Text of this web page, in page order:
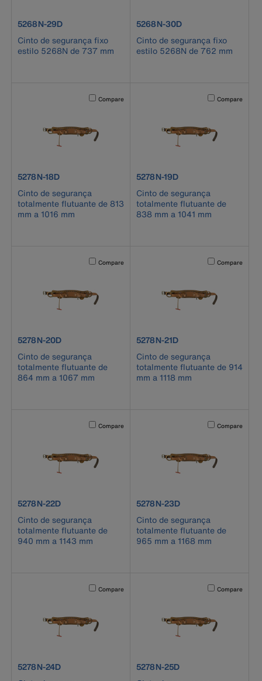
product number 5268N-29D
5268N-29D
Cinto de segurança fixo
estilo 5268N de 737 mm
product number 5268N-30D
5268N-30D
Cinto de segurança fixo
estilo 5268N de 762 mm
Activating this element will cause content on the page to
Compare
product number 5278N-18D
5278N-18D
Cinto de segurança
totalmente flutuante de 813
mm a 1016 mm
Activating this
Compare
product number 5278N-19D
5278N-19D
Cinto de segurança
totalmente flutuante de
838 mm a 1041 mm
Activating this element will cause content on the page to
Compare
product number 5278N-20D
5278N-20D
Cinto de segurança
totalmente flutuante de
864 mm a 1067 mm
Activating this
Compare
product number 5278N-21D
5278N-21D
Cinto de segurança
totalmente flutuante de 914
mm a 1118 mm
Activating this element will cause content on the page to
Compare
product number 5278N-22D
5278N-22D
Cinto de segurança
totalmente flutuante de
940 mm a 1143 mm
Activating this
Compare
product number 5278N-23D
5278N-23D
Cinto de segurança
totalmente flutuante de
965 mm a 1168 mm
Activating this element will cause content on the page to
Compare
product number 5278N-24D
5278N-24D
Activating this
Compare
product number 5278N-25D
5278N-25D